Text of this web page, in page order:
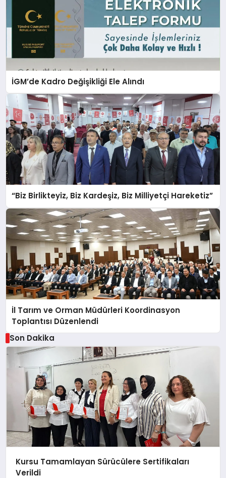
İGM’de Kadro Değişikliği Ele Alındı
“Biz Birlikteyiz, Biz Kardeşiz, Biz Milliyetçi Hareketiz”
İl Tarım ve Orman Müdürleri Koordinasyon
Toplantısı Düzenlendi
Son Dakika
Kursu Tamamlayan Sürücülere Sertifikaları
Verildi